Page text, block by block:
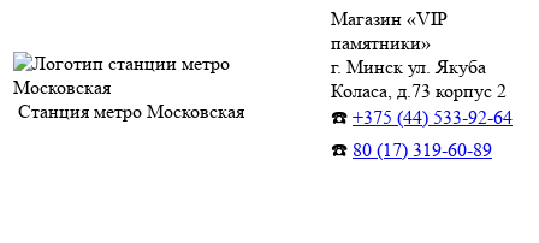
Станция метро Московская
Магазин «VIP
памятники»
г. Минск ул. Якуба
Коласа, д.73 корпус 2
☎️ +375 (44) 533-92-64
☎️ 80 (17) 319-60-89